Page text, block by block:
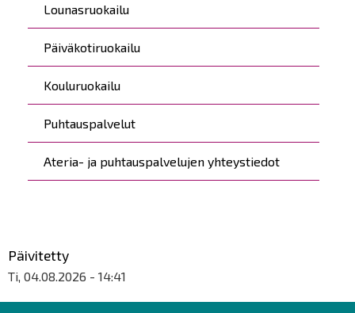
Lounasruokailu
Päiväkotiruokailu
Kouluruokailu
Puhtauspalvelut
Ateria- ja puhtauspalvelujen yhteystiedot
Päivitetty
Ti, 04.08.2026 - 14:41